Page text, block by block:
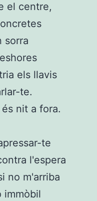
el centre,
sorra
els llavis
te.
nit a fora.
te
l'espera
no m'arriba
immòbil